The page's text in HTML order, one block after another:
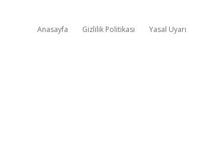
Anasayfa Gizlilik Politikası Yasal Uyarı